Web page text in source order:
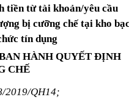
tiền từ tài khoản/yêu cầu
bị cưỡng chế tại kho
tín dụng
HÀNH QUYẾT ĐỊNH
CHẾ
2019/QH14;